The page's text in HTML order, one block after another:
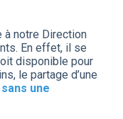
à notre Direction
En effet, il se
disponible pour
le partage d’une
sans une